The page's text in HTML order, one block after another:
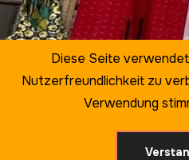
Zum
Inhalt
Diese Seite
Nutzerfreundlichkeit zu
Verwendung